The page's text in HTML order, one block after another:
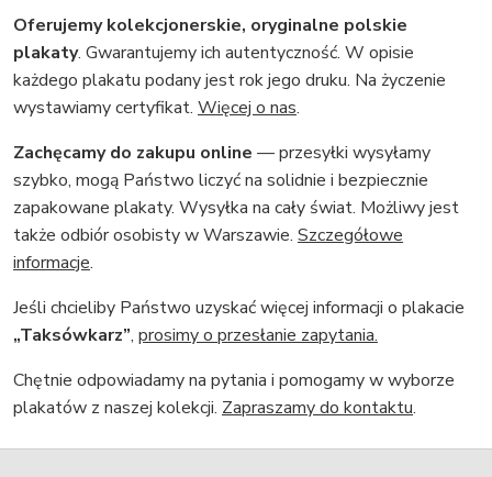
Oferujemy kolekcjonerskie, oryginalne polskie
plakaty. Gwarantujemy ich autentyczność. W opisie
każdego plakatu podany jest rok jego druku. Na życzenie
wystawiamy certyfikat. Więcej o nas.
Zachęcamy do zakupu online — przesyłki wysyłamy
szybko, mogą Państwo liczyć na solidnie i bezpiecznie
zapakowane plakaty. Wysyłka na cały świat. Możliwy jest
także odbiór osobisty w Warszawie. Szczegółowe
informacje.
Jeśli chcieliby Państwo uzyskać więcej informacji o plakacie
„Taksówkarz”, prosimy o przesłanie zapytania.
Chętnie odpowiadamy na pytania i pomogamy w wyborze
plakatów z naszej kolekcji. Zapraszamy do kontaktu.